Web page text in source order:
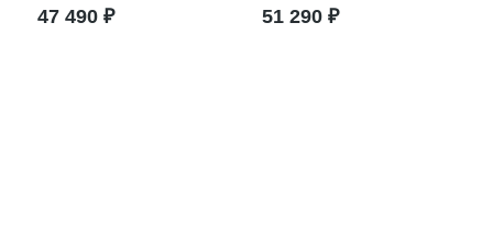
47 490 ₽ 51 290 ₽